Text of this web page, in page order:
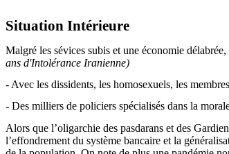
Situation Intérieure
Malgré les sévices subis et une économie
ans d'Intolérance Iranienne)
- Avec les dissidents, les homosexuels, les
- Des milliers de policiers spécialisés dans la
Alors que l’oligarchie des pasdarans et des
l’effondrement du système bancaire et la